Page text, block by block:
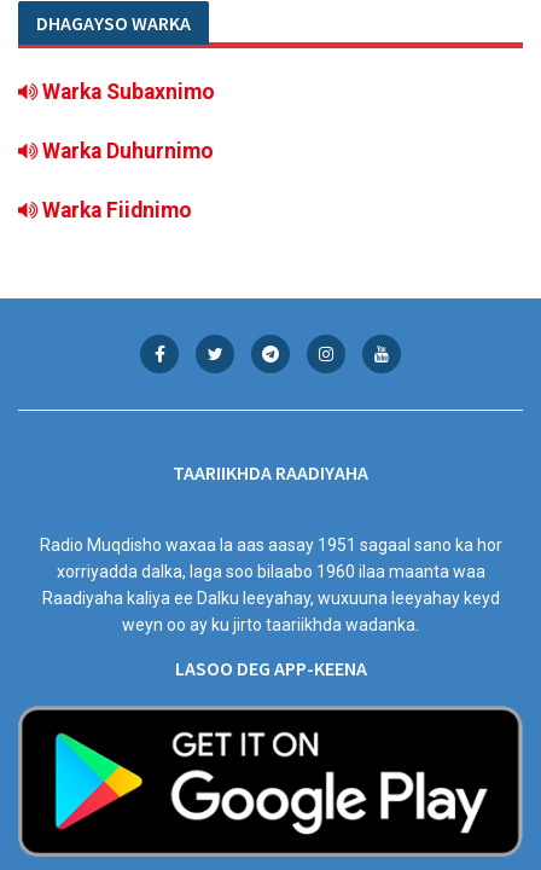
DHAGAYSO WARKA
Warka Subaxnimo
Warka Duhurnimo
Warka Fiidnimo
TAARIIKHDA RAADIYAHA
Radio Muqdisho waxaa la aas aasay 1951 sagaal sano ka hor
xorriyadda dalka, laga soo bilaabo 1960 ilaa maanta waa
Raadiyaha kaliya ee Dalku leeyahay, wuxuuna leeyahay keyd
weyn oo ay ku jirto taariikhda wadanka.
LASOO DEG APP-KEENA